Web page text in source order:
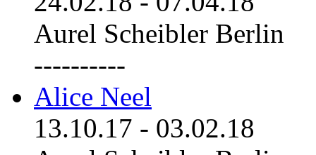
Aurel Scheibler Berlin
----------
Alice Neel
13.10.17 - 03.02.18